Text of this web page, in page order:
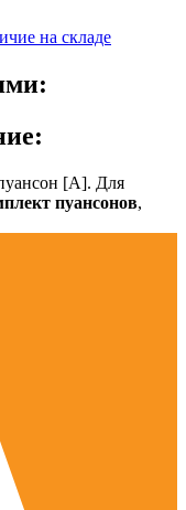
на складе
[А]. Для
пуансонов,